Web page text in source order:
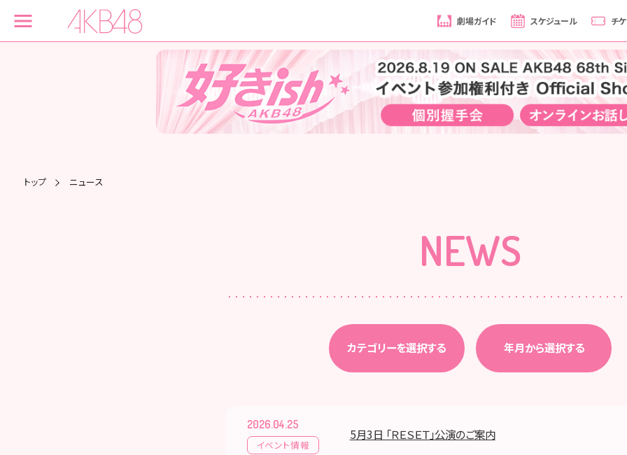
劇場ガイド スケジュール チ
トップ ニュース
NEWS
カテゴリーを選択する 年月から選択する
2026.04.25
イベント情報
5月3日 「ＲＥＳＥＴ」公演のご案内